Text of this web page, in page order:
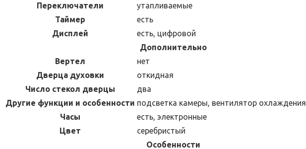
Переключатели
утапливаемые
Таймер
есть
Дисплей
есть, цифровой
Дополнительно
Вертел
нет
Дверца духовки
откидная
Число стекол дверцы
два
Другие функции и особенности подсветка камеры, вентилятор охлаждения
Часы
есть, электронные
Цвет
серебристый
Особенности